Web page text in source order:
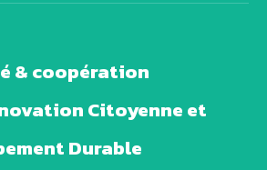
& coopération
Citoyenne et
Durable